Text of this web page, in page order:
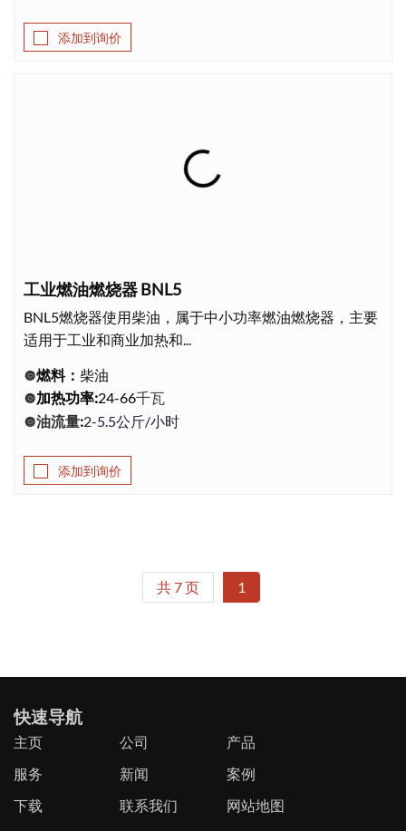
添加到询价
工业燃油燃烧器 BNL5
BNL5燃烧器使用柴油，属于中小功率燃油燃烧器，主要
适用于工业和商业加热和...
🔘燃料： 柴油
🔘加热功率:24-66千瓦
🔘油流量:2-5.5公斤/小时
添加到询价
共 7 页 1
快速导航
主页 公司
产品
服务
新闻
案例
下载
联系我们 网站地图